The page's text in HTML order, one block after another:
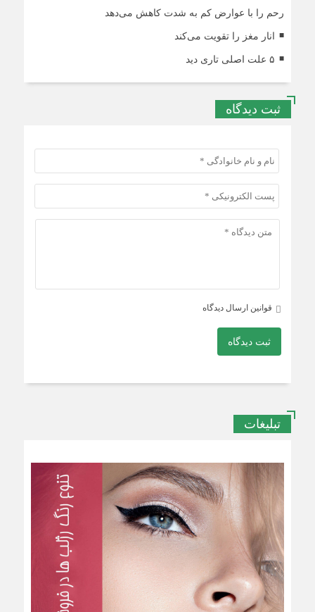
رحم را با عوارض کم به شدت کاهش می‌دهد
انار مغز را تقویت می‌کند
۵ علت اصلی تاری دید
ثبت دیدگاه
قوانین ارسال دیدگاه
ثبت دیدگاه
تبلیغات